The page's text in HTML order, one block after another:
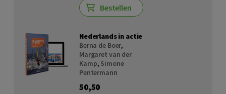
Bestellen
Nederlands in actie
Berna de Boer,
Margaret van der
Kamp, Simone
Pentermann
50,50